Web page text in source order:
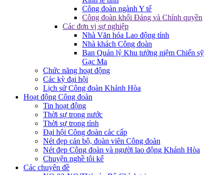
Công đoàn ngành Y tế
Công đoàn khối Đảng và Chính quyền
Các đơn vị sự nghiệp
Nhà Văn hóa Lao động tỉnh
Nhà khách Công đoàn
Ban Quản lý Khu tưởng niệm Chiến sỹ
Gạc Ma
Chức năng hoạt động
Các kỳ đại hội
Lịch sử Công đoàn Khánh Hòa
Hoạt động Công đoàn
Tin hoạt động
Thời sự trong nước
Thời sự trong tỉnh
Đại hội Công đoàn các cấp
Nét đẹp cán bộ, đoàn viên Công đoàn
Nét đẹp Công đoàn và người lao động Khánh Hòa
Chuyện nghề tôi kể
Các chuyên đề